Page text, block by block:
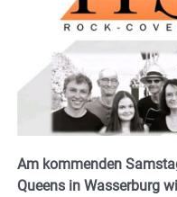
Am kommenden
Queens in Wasserburg